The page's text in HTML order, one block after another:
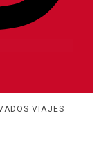
VIAJES